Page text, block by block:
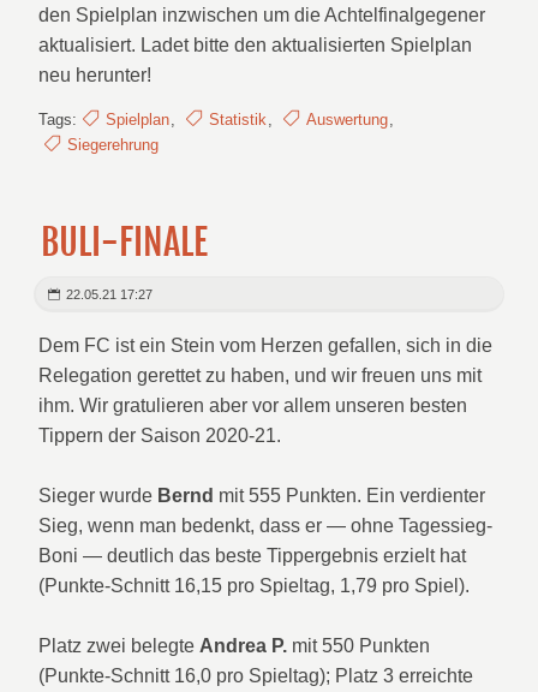
den Spielplan inzwischen um die Achtelfinalgegener
aktualisiert. Ladet bitte den aktualisierten Spielplan
neu herunter!
Tags: Spielplan, Statistik, Auswertung,
Siegerehrung
BULI-FINALE
22.05.21 17:27
Dem FC ist ein Stein vom Herzen gefallen, sich in die
Relegation gerettet zu haben, und wir freuen uns mit
ihm. Wir gratulieren aber vor allem unseren besten
Tippern der Saison 2020-21.
Sieger wurde Bernd mit 555 Punkten. Ein verdienter
Sieg, wenn man bedenkt, dass er — ohne Tagessieg-
Boni — deutlich das beste Tippergebnis erzielt hat
(Punkte-Schnitt 16,15 pro Spieltag, 1,79 pro Spiel).
Platz zwei belegte Andrea P. mit 550 Punkten
(Punkte-Schnitt 16,0 pro Spieltag); Platz 3 erreichte